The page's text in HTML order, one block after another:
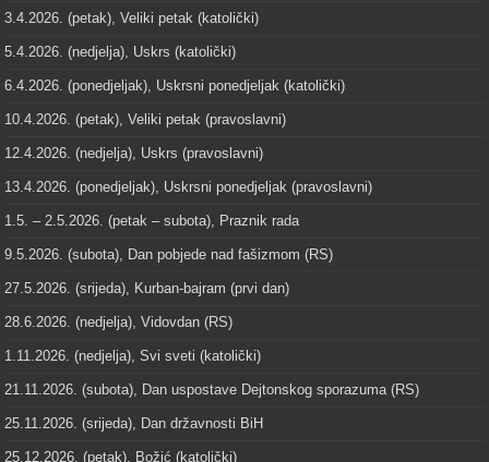
3.4.2026. (petak), Veliki petak (katolički)
5.4.2026. (nedjelja), Uskrs (katolički)
6.4.2026. (ponedjeljak), Uskrsni ponedjeljak (katolički)
10.4.2026. (petak), Veliki petak (pravoslavni)
12.4.2026. (nedjelja), Uskrs (pravoslavni)
13.4.2026. (ponedjeljak), Uskrsni ponedjeljak (pravoslavni)
1.5. – 2.5.2026. (petak – subota), Praznik rada
9.5.2026. (subota), Dan pobjede nad fašizmom (RS)
27.5.2026. (srijeda), Kurban-bajram (prvi dan)
28.6.2026. (nedjelja), Vidovdan (RS)
1.11.2026. (nedjelja), Svi sveti (katolički)
21.11.2026. (subota), Dan uspostave Dejtonskog sporazuma (RS)
25.11.2026. (srijeda), Dan državnosti BiH
25.12.2026. (petak), Božić (katolički)